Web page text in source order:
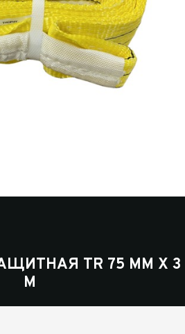
TR 75 ММ Х 3
М